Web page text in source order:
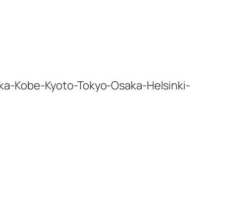
Kobe-Kyoto-Tokyo-Osaka-Helsinki-